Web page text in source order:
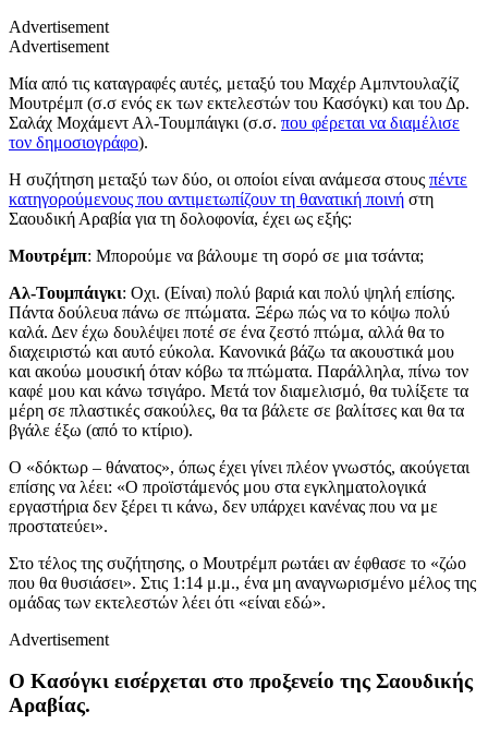
Advertisement
Advertisement
Μία από τις καταγραφές αυτές, μεταξύ του Μαχέρ Αμπντουλαζίζ
Μουτρέμπ (σ.σ ενός εκ των εκτελεστών του Κασόγκι) και του Δρ.
Σαλάχ Μοχάμεντ Αλ-Τουμπάιγκι (σ.σ. που φέρεται να διαμέλισε
τον δημοσιογράφο).
Η συζήτηση μεταξύ των δύο, οι οποίοι είναι ανάμεσα στους πέντε
κατηγορούμενους που αντιμετωπίζουν τη θανατική ποινή στη
Σαουδική Αραβία για τη δολοφονία, έχει ως εξής:
Μουτρέμπ: Μπορούμε να βάλουμε τη σορό σε μια τσάντα;
Αλ-Τουμπάιγκι: Οχι. (Είναι) πολύ βαριά και πολύ ψηλή επίσης.
Πάντα δούλευα πάνω σε πτώματα. Ξέρω πώς να το κόψω πολύ
καλά. Δεν έχω δουλέψει ποτέ σε ένα ζεστό πτώμα, αλλά θα το
διαχειριστώ και αυτό εύκολα. Κανονικά βάζω τα ακουστικά μου
και ακούω μουσική όταν κόβω τα πτώματα. Παράλληλα, πίνω τον
καφέ μου και κάνω τσιγάρο. Μετά τον διαμελισμό, θα τυλίξετε τα
μέρη σε πλαστικές σακούλες, θα τα βάλετε σε βαλίτσες και θα τα
βγάλε έξω (από το κτίριο).
Ο «δόκτωρ – θάνατος», όπως έχει γίνει πλέον γνωστός, ακούγεται
επίσης να λέει: «Ο προϊστάμενός μου στα εγκληματολογικά
εργαστήρια δεν ξέρει τι κάνω, δεν υπάρχει κανένας που να με
προστατεύει».
Στο τέλος της συζήτησης, ο Μουτρέμπ ρωτάει αν έφθασε το «ζώο
που θα θυσιάσει». Στις 1:14 μ.μ., ένα μη αναγνωρισμένο μέλος της
ομάδας των εκτελεστών λέει ότι «είναι εδώ».
Advertisement
Ο Κασόγκι εισέρχεται στο προξενείο της Σαουδικής
Αραβίας.